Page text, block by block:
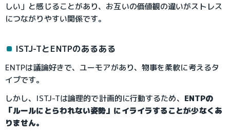
しい」と感じることがあり、お互いの価値観の違いがストレス
につながりやすい関係です。
ISTJ-TとENTPのあるある
ENTPは議論好きで、ユーモアがあり、物事を柔軟に考えるタ
イプです。
しかし、ISTJ-Tは論理的で計画的に行動するため、 ENTPの
「ルールにとらわれない姿勢」にイライラすることが少なくあ
りません。